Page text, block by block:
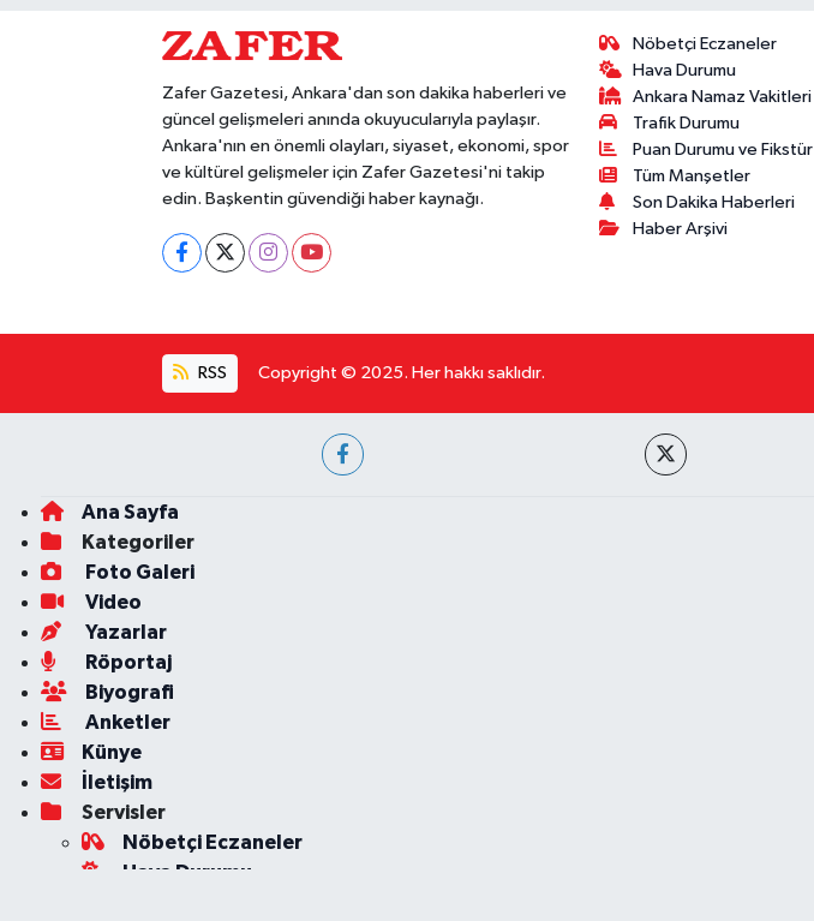
Zafer Gazetesi, Ankara'dan son dakika haberleri ve
güncel gelişmeleri anında okuyucularıyla paylaşır.
Ankara'nın en önemli olayları, siyaset, ekonomi, spor
ve kültürel gelişmeler için Zafer Gazetesi'ni takip
edin. Başkentin güvendiği haber kaynağı.
Nöbetçi Eczaneler
Hava Durumu
Ankara Namaz Vakitleri
Trafik Durumu
Puan Durumu ve Fikstür
Tüm Manşetler
Son Dakika Haberleri
Haber Arşivi
RSS Copyright © 2025. Her hakkı saklıdır.
Ana Sayfa
Kategoriler
Foto Galeri
Video
Yazarlar
Röportaj
Biyografi
Anketler
Künye
İletişim
Servisler
Nöbetçi Eczaneler
Hava Durumu